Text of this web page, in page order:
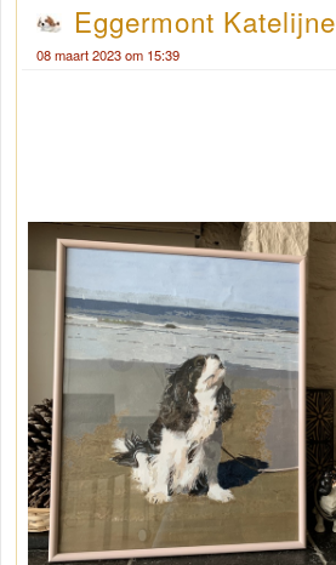
Eggermont Katelijne
08 maart 2023 om 15:39